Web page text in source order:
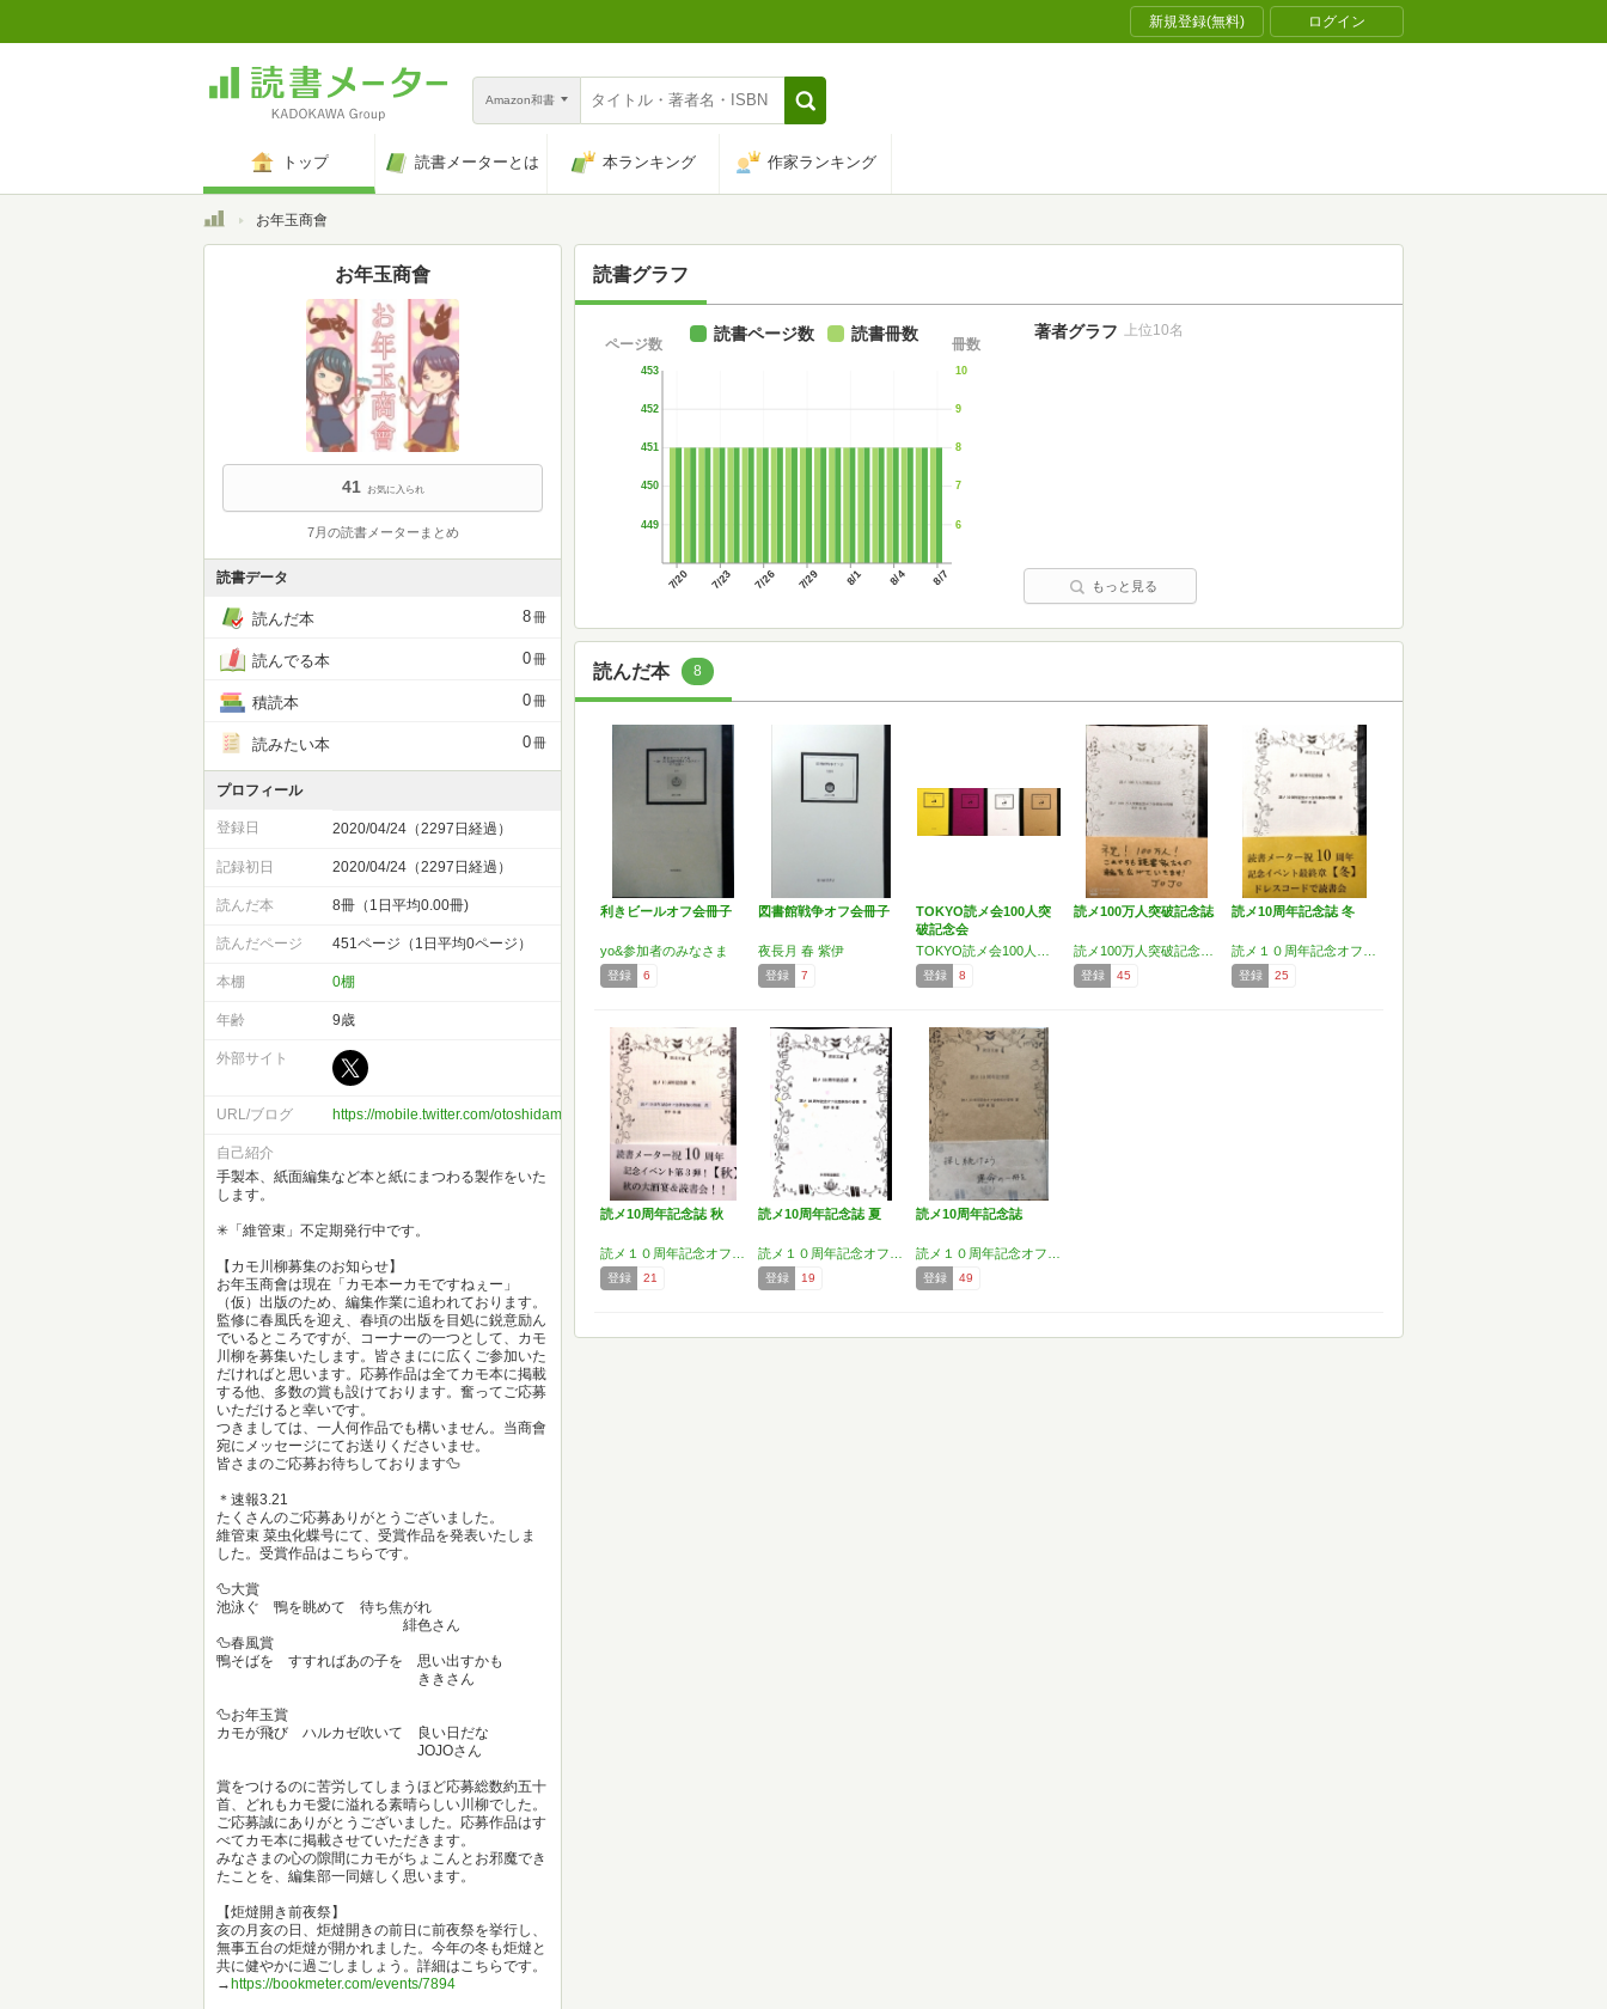
新規登録(無料) ログイン
Amazon和書
トップ 読書メーターとは 本ランキング 作家ランキング
トップお年玉商會
読書グラフ
7/20 7/23 7/26 7/29 8/1 8/4 8/7
449
450
451
452
453
ページ数
6
7
8
9
10
冊数
読書ページ数 読書冊数 著者グラフ 上位10名
もっと見る
読んだ本 8
利きビールオフ会冊子
yo&参加者のみなさま
登録 6
図書館戦争オフ会冊子
夜長月 春 紫伊
登録 7
TOKYO読メ会100人突
破記念会
登録 8
読メ100万人突破記念誌
登録 45
読メ10周年記念誌 冬
登録 25
読メ10周年記念誌 秋
登録 21
読メ10周年記念誌 夏
登録 19
読メ10周年記念誌
登録 49
お年玉商會
41 お気に入られ
7月の読書メーターまとめ
読書データ
読んだ本 8冊
読んでる本 0冊
積読本 0冊
読みたい本 0冊
プロフィール
登録日 2020/04/24（2297日経過）
記録初日 2020/04/24（2297日経過）
読んだ本 8冊（1日平均0.00冊)
読んだページ 451ページ（1日平均0ページ）
本棚 0棚
年齢 9歳
外部サイト
URL/ブログ https://mobile.twitter.com/otoshidama0512
自己紹介
手製本、紙面編集など本と紙にまつわる製作をいた
します。
✳︎「維管束」不定期発行中です。
【カモ川柳募集のお知らせ】
お年玉商會は現在「カモ本ーカモですねぇー」
（仮）出版のため、編集作業に追われております。
監修に春風氏を迎え、春頃の出版を目処に鋭意励ん
でいるところですが、コーナーの一つとして、カモ
川柳を募集いたします。皆さまにに広くご参加いた
だければと思います。応募作品は全てカモ本に掲載
する他、多数の賞も設けております。奮ってご応募
いただけると幸いです。
つきましては、一人何作品でも構いません。当商會
宛にメッセージにてお送りくださいませ。
皆さまのご応募お待ちしております🦆
＊速報3.21
たくさんのご応募ありがとうございました。
維管束 菜虫化蝶号にて、受賞作品を発表いたしま
した。受賞作品はこちらです。
🦆大賞
池泳ぐ 鴨を眺めて 待ち焦がれ
緋色さん
🦆春風賞
鴨そばを すすればあの子を 思い出すかも
ききさん
🦆お年玉賞
カモが飛び ハルカゼ吹いて 良い日だな
JOJOさん
賞をつけるのに苦労してしまうほど応募総数約五十
首、どれもカモ愛に溢れる素晴らしい川柳でした。
ご応募誠にありがとうございました。応募作品はす
べてカモ本に掲載させていただきます。
みなさまの心の隙間にカモがちょこんとお邪魔でき
たことを、編集部一同嬉しく思います。
【炬燵開き前夜祭】
亥の月亥の日、炬燵開きの前日に前夜祭を挙行し、
無事五台の炬燵が開かれました。今年の冬も炬燵と
共に健やかに過ごしましょう。詳細はこちらです。
→https://bookmeter.com/events/7894